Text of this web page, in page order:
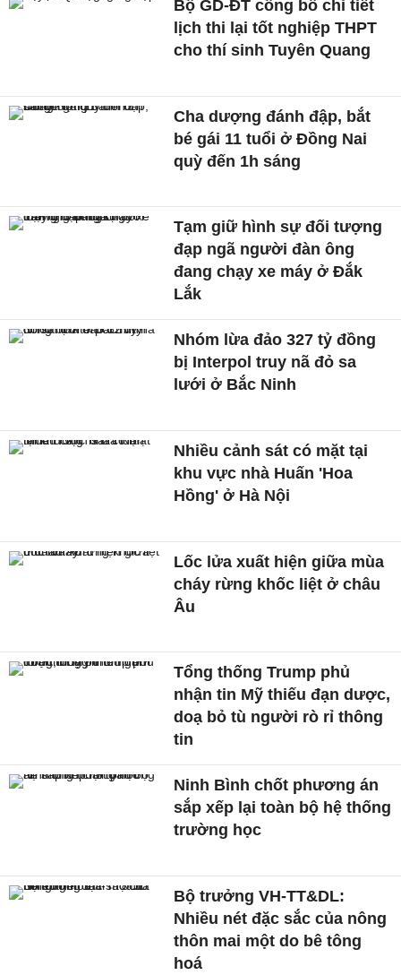
Bộ GD-ĐT công bố chi tiết
lịch thi lại tốt nghiệp THPT
cho thí sinh Tuyên Quang
Cha dượng đánh đập, bắt
bé gái 11 tuổi ở Đồng Nai
quỳ đến 1h sáng
Tạm giữ hình sự đối tượng
đạp ngã người đàn ông
đang chạy xe máy ở Đắk
Lắk
Nhóm lừa đảo 327 tỷ đồng
bị Interpol truy nã đỏ sa
lưới ở Bắc Ninh
Nhiều cảnh sát có mặt tại
khu vực nhà Huấn 'Hoa
Hồng' ở Hà Nội
Lốc lửa xuất hiện giữa mùa
cháy rừng khốc liệt ở châu
Âu
Tổng thống Trump phủ
nhận tin Mỹ thiếu đạn dược,
doạ bỏ tù người rò rỉ thông
tin
Ninh Bình chốt phương án
sắp xếp lại toàn bộ hệ thống
trường học
Bộ trưởng VH-TT&DL:
Nhiều nét đặc sắc của nông
thôn mai một do bê tông
hoá